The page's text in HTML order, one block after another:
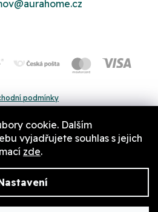
cookie. Dalším
vyjadřujete souhlas s jejich
zde.
@aurahome.cz
podmínky
a nastavení cookies
. Všechna práva vyhrazena.